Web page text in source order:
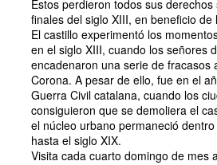
Estos perdieron todos sus
finales del siglo XIII, en beneficio de
El castillo experimentó los
en el siglo XIII, cuando los señores
encadenaron una serie de fracasos
Corona. A pesar de ello, fue en el
Guerra Civil catalana, cuando los
consiguieron que se demoliera el
el núcleo urbano permaneció
hasta el siglo XIX.
Visita cada cuarto domingo de mes